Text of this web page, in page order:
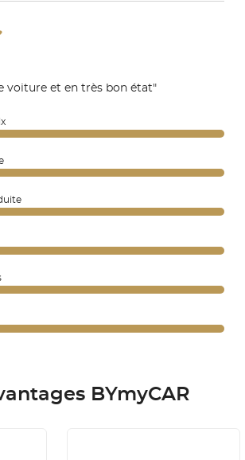
voiture et en très bon état"
BYmyCAR